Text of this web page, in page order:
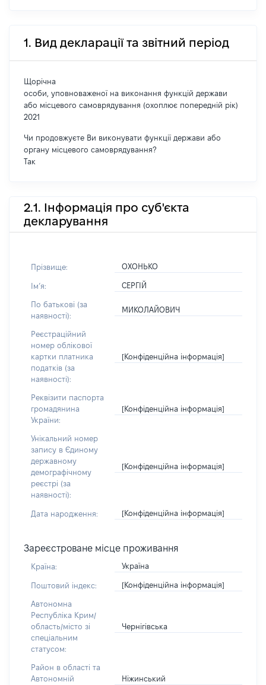
1. Вид декларації та звітний період
Щорічна
особи, уповноваженої на виконання функцій держави
або місцевого самоврядування (охоплює попередній рік)
2021
Чи продовжуєте Ви виконувати функції держави або
органу місцевого самоврядування?
Так
2.1. Інформація про суб'єкта
декларування
Прізвище: ОХОНЬКО
Імʼя: СЕРГІЙ
По батькові (за
наявності):
МИКОЛАЙОВИЧ
Реєстраційний
номер облікової
картки платника
податків (за
наявності):
[Конфіденційна інформація]
Реквізити паспорта
громадянина
України:
[Конфіденційна інформація]
Унікальний номер
запису в Єдиному
державному
демографічному
реєстрі (за
наявності):
[Конфіденційна інформація]
Дата народження: [Конфіденційна інформація]
Зареєстроване місце проживання
Країна: Україна
Поштовий індекс: [Конфіденційна інформація]
Автономна
Республіка Крим/
область/місто зі
спеціальним
статусом:
Чернігівська
Район в області та
Автономній
Ніжинський